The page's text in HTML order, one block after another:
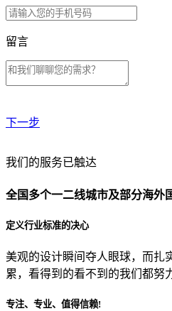
留言
下一步
贵公司预算范围是？
贵公司的团队规模是？
目前主要的营销渠道是？
我们的服务已触达
全国多个一二线城市及部分海外
定义行业标准的决心
美观的设计瞬间夺人眼球，而扎
累，看得到的看不到的我们都努
专注、专业、值得信赖!